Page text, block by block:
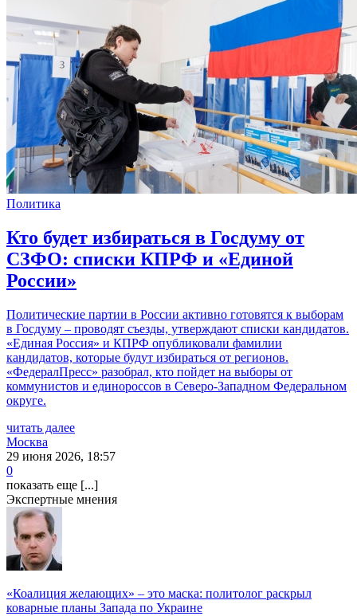
Политика
Кто будет избираться в Госдуму от
СЗФО: списки КПРФ и «Единой
России»
Политические партии в России активно готовятся к выборам
в Госдуму – проводят съезды, утверждают списки кандидатов.
«Единая Россия» и КПРФ опубликовали фамилии
кандидатов, которые будут избираться от регионов.
«ФедералПресс» разобрал, кто пойдет на выборы от
коммунистов и единороссов в Северо-Западном Федеральном
округе.
читать далее
Москва
29 июня 2026, 18:57
0
показать еще [...]
Экспертные мнения
«Коалиция желающих» – это маска: политолог раскрыл
коварные планы Запада по Украине